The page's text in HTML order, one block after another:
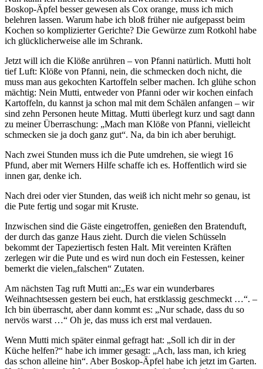
Boskop-Äpfel besser gewesen als Cox orange, muss ich mich
belehren lassen. Warum habe ich bloß früher nie aufgepasst beim
Kochen so komplizierter Gerichte? Die Gewürze zum Rotkohl habe
ich glücklicherweise alle im Schrank.
Jetzt will ich die Klöße anrühren – von Pfanni natürlich. Mutti holt
tief Luft: Klöße von Pfanni, nein, die schmecken doch nicht, die
muss man aus gekochten Kartoffeln selber machen. Ich glühe schon
mächtig: Nein Mutti, entweder von Pfanni oder wir kochen einfach
Kartoffeln, du kannst ja schon mal mit dem Schälen anfangen – wir
sind zehn Personen heute Mittag. Mutti überlegt kurz und sagt dann
zu meiner Überraschung:
Mach man Klöße von Pfanni, vielleicht
schmecken sie ja doch ganz gut . Na, da bin ich aber beruhigt.
Nach zwei Stunden muss ich die Pute umdrehen, sie wiegt 16
Pfund, aber mit Werners Hilfe schaffe ich es. Hoffentlich wird sie
innen gar, denke ich.
Nach drei oder vier Stunden, das weiß ich nicht mehr so genau, ist
die Pute fertig und sogar mit Kruste.
Inzwischen sind die Gäste eingetroffen, genießen den Bratenduft,
der durch das ganze Haus zieht. Durch die vielen Schüsseln
bekommt der Tapeziertisch festen Halt. Mit vereinten Kräften
zerlegen wir die Pute und es wird nun doch ein Festessen, keiner
bemerkt die vielen falschen
Zutaten.
Am nächsten Tag ruft Mutti an: Es war ein wunderbares
Weihnachtsessen gestern bei euch, hat erstklassig geschmeckt … . –
Ich bin überrascht, aber dann kommt es:
Nur schade, dass du so
nervös warst …
Oh je, das muss ich erst mal verdauen.
Wenn Mutti mich später einmal gefragt hat:
Soll ich dir in der
Küche helfen?
habe ich immer gesagt:
Ach, lass man, ich krieg
das schon alleine hin . Aber Boskop-Äpfel habe ich jetzt im Garten.